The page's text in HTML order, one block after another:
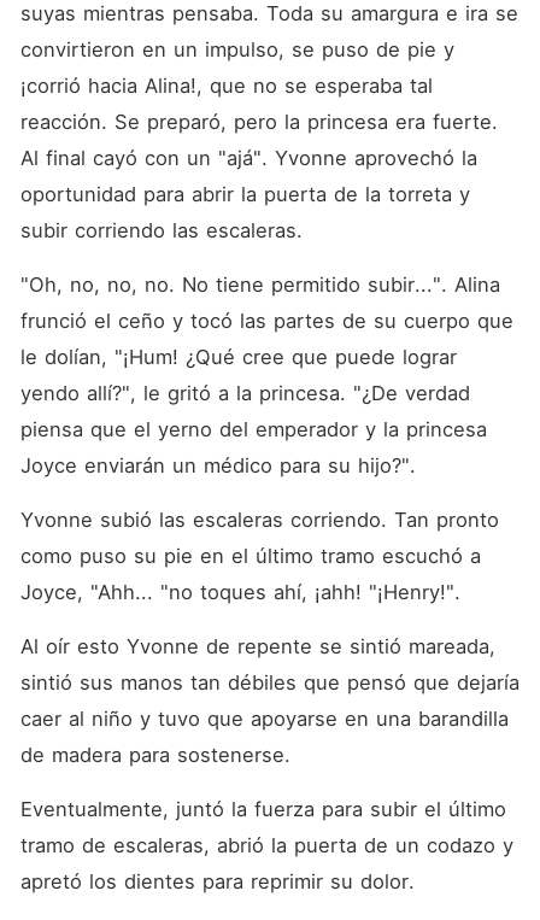
suyas mientras pensaba. Toda su amargura e ira se
convirtieron en un impulso, se puso de pie y
¡corrió hacia Alina!, que no se esperaba tal
reacción. Se preparó, pero la princesa era fuerte.
Al final cayó con un "ajá". Yvonne aprovechó la
oportunidad para abrir la puerta de la torreta y
subir corriendo las escaleras.
"Oh, no, no, no. No tiene permitido subir...". Alina
frunció el ceño y tocó las partes de su cuerpo que
le dolían, "¡Hum! ¿Qué cree que puede lograr
yendo allí?", le gritó a la princesa. "¿De verdad
piensa que el yerno del emperador y la princesa
Joyce enviarán un médico para su hijo?".
Yvonne subió las escaleras corriendo. Tan pronto
como puso su pie en el último tramo escuchó a
Joyce, "Ahh... "no toques ahí, ¡ahh! "¡Henry!".
Al oír esto Yvonne de repente se sintió mareada,
sintió sus manos tan débiles que pensó que dejaría
caer al niño y tuvo que apoyarse en una barandilla
de madera para sostenerse.
Eventualmente, juntó la fuerza para subir el último
tramo de escaleras, abrió la puerta de un codazo y
apretó los dientes para reprimir su dolor.